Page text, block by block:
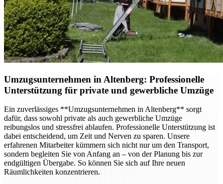
Umzugsunternehmen in Altenberg: Professionelle
Unterstützung für private und gewerbliche Umzüge
Ein zuverlässiges **Umzugsunternehmen in Altenberg** sorgt
dafür, dass sowohl private als auch gewerbliche Umzüge
reibungslos und stressfrei ablaufen. Professionelle Unterstützung ist
dabei entscheidend, um Zeit und Nerven zu sparen. Unsere
erfahrenen Mitarbeiter kümmern sich nicht nur um den Transport,
sondern begleiten Sie von Anfang an – von der Planung bis zur
endgültigen Übergabe. So können Sie sich auf Ihre neuen
Räumlichkeiten konzentrieren.